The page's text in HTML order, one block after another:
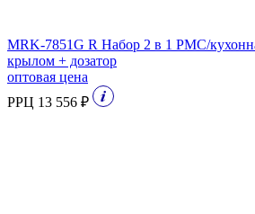
MRK-7851G R Набор 2 в 1 РМС/
крылом + дозатор
оптовая цена
РРЦ 13 556 ₽